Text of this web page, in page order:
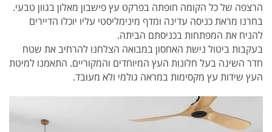
הרצפה של כל הקומה חופתה בפרקט עץ פישבון מאלון בגוון טבעי.
בחרנו מראת כניסה עדינה ומדף מינימליסטי עליו יוכלו הדיירים
להניח את המפתחות בכניסתם הביתה.
בעקבות ביטול נישת האחסון במבואה הצלחנו להרחיב את שטח
חדר השינה בעל חלונות העץ המיוחדים והמקוריים. התאמנו למיטת
העץ שידות עץ מקסימות במראה גולמי ולא מעובד.